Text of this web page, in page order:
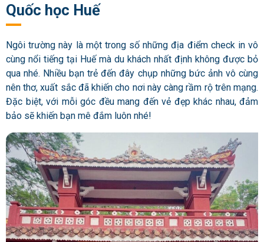
Quốc học Huế
Ngôi trường này là một trong số những địa điểm check in vô
cùng nổi tiếng tại Huế mà du khách nhất định không được bỏ
qua nhé. Nhiều bạn trẻ đến đây chụp những bức ảnh vô cùng
nên thơ, xuất sắc đã khiến cho nơi này càng rầm rộ trên mạng.
Đặc biệt, với mỗi góc đều mang đến vẻ đẹp khác nhau, đảm
bảo sẽ khiến bạn mê đắm luôn nhé!